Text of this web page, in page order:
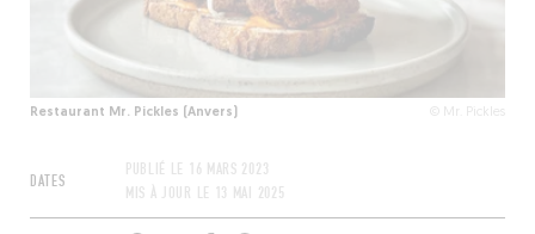
Restaurant Mr. Pickles (Anvers) © Mr. Pickles
DATES
PUBLIÉ LE
16 MARS 2023
MIS À JOUR LE
13 MAI 2025